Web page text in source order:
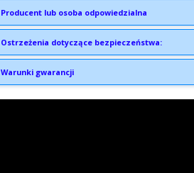
Producent lub osoba odpowiedzialna
Ostrzeżenia dotyczące bezpieczeństwa:
Warunki gwarancji